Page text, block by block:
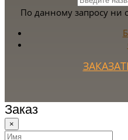
По данному запросу ни
Заказ
×